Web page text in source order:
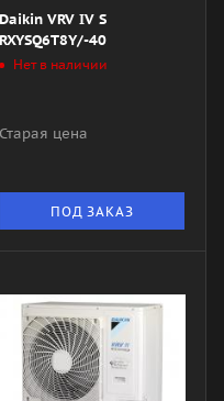
Daikin VRV IV S
RXYSQ6T8Y/-40
Нет в наличии
Старая цена
ПОД ЗАКАЗ